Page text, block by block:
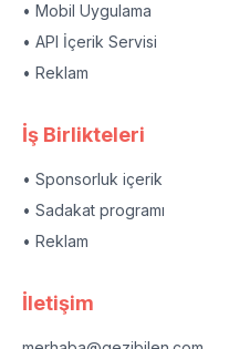
• Mobil Uygulama
• API İçerik Servisi
• Reklam
İş Birlikteleri
• Sponsorluk içerik
• Sadakat programı
• Reklam
İletişim